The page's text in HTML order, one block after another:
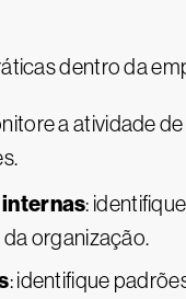
dentro da
a atividade
: identifique
organização.
: identifique